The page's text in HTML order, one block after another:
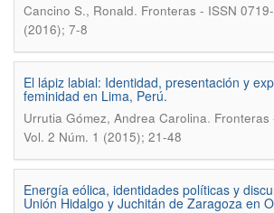
Cancino S., Ronald. Fronteras - ISSN
(2016); 7-8
El lápiz labial: Identidad, presentación y
feminidad en Lima, Perú.
Urrutia Gómez, Andrea Carolina. Fronteras
Vol. 2 Núm. 1 (2015); 21-48
Energía eólica, identidades políticas y
Unión Hidalgo y Juchitán de Zaragoza en